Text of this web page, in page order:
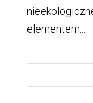
elementem...